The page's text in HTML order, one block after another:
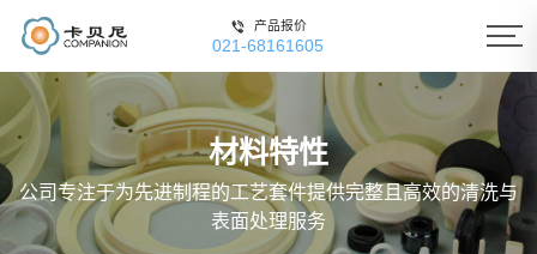
产品报价
021-68161605
材料特性
公司专注于为先进制程的工艺套件提供完整且高效的清洗与
表面处理服务